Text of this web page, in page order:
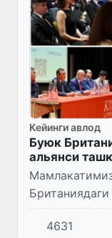
Кейинги авлод
Буюк
альянси
иттифоқи
Қироллик
4631